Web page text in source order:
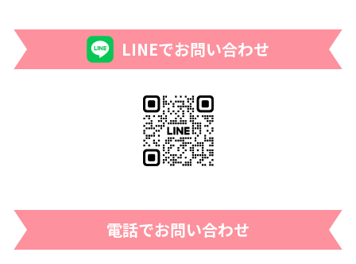
LINEでお問い合わせ
電話でお問い合わせ